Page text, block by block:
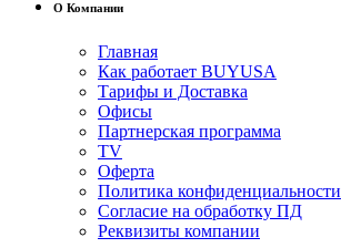
О Компании
Главная
Как работает BUYUSA
Тарифы и Доставка
Офисы
Партнерская программа
TV
Оферта
Политика конфиденциальности
Согласие на обработку ПД
Реквизиты компании